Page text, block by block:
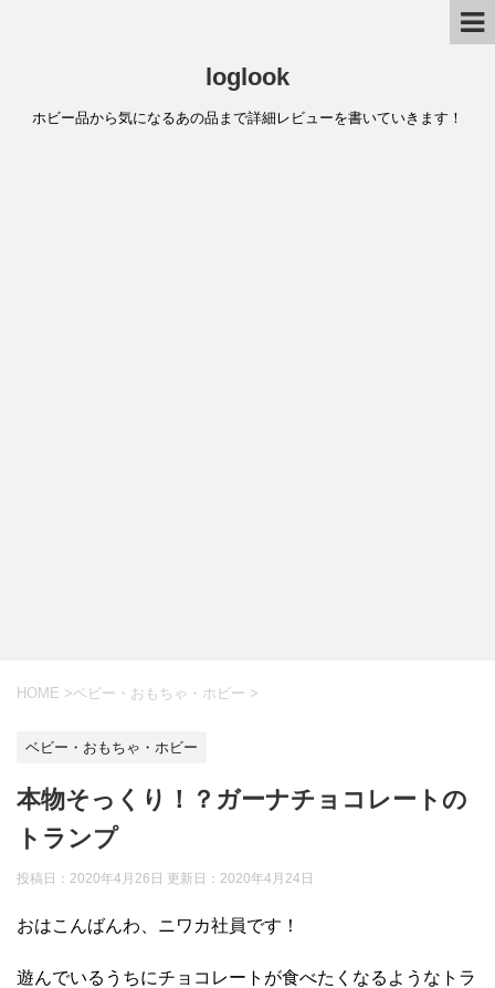
loglook
ホビー品から気になるあの品まで詳細レビューを書いていきます！
HOME >ベビー・おもちゃ・ホビー >
ベビー・おもちゃ・ホビー
本物そっくり！？ガーナチョコレートの
トランプ
投稿日：2020年4月26日 更新日： 2020年4月24日
おはこんばんわ、ニワカ社員です！
遊んでいるうちにチョコレートが食べたくなるようなトラ